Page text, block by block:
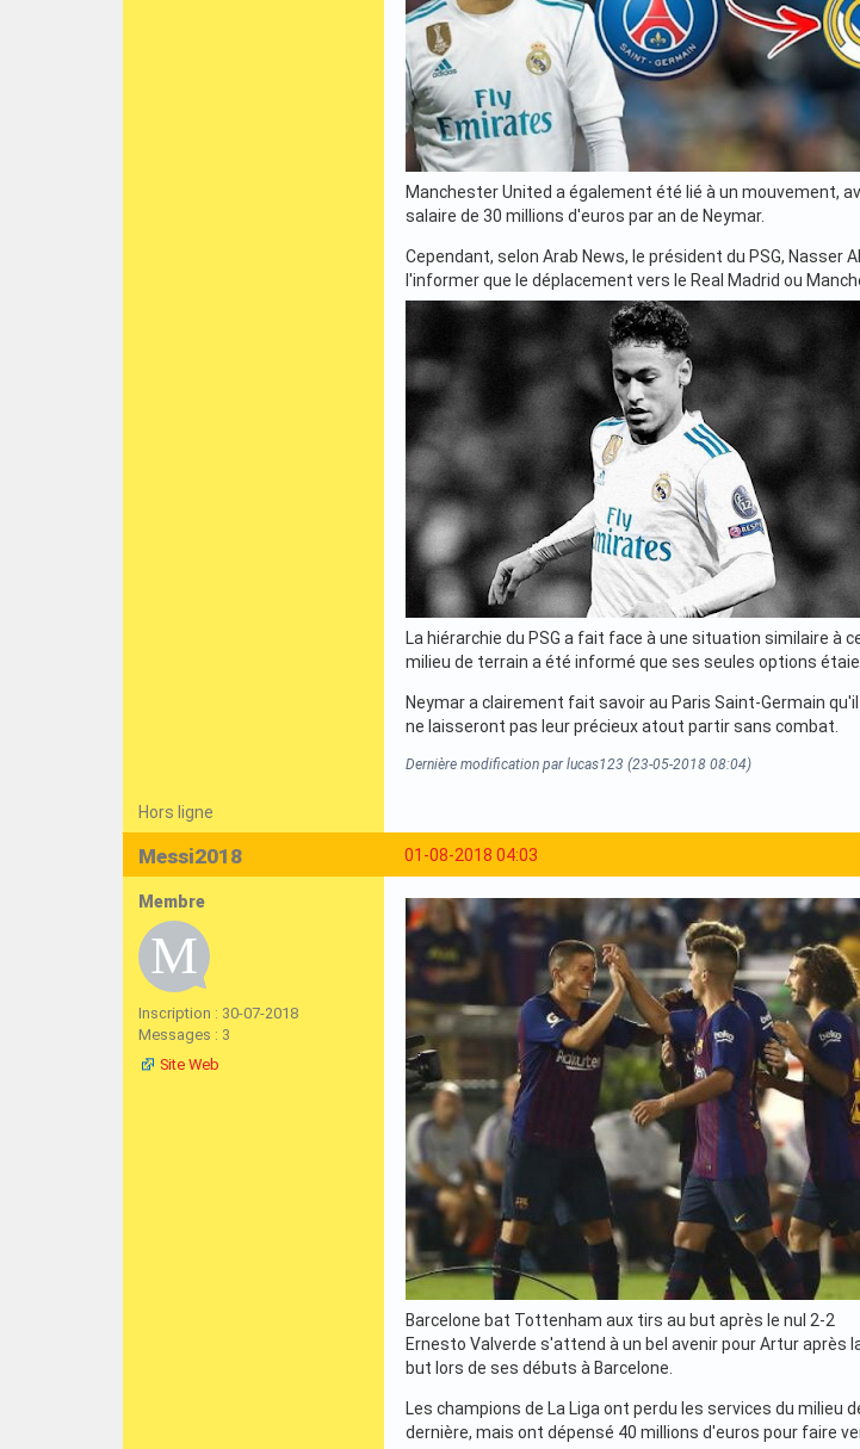
Manchester United a également été lié à un mouvement,
salaire de 30 millions d'euros par an de Neymar.
Cependant, selon Arab News, le président du PSG,
l'informer que le déplacement vers le Real Madrid ou
La hiérarchie du PSG a fait face à une situation similaire à
milieu de terrain a été informé que ses seules options
Neymar a clairement fait savoir au Paris Saint-Germain
ne laisseront pas leur précieux atout partir sans combat.
Dernière modification par lucas123 (23-05-2018 08:04)
Hors ligne
01-08-2018 04:03
Messi2018
Membre
Inscription : 30-07-2018
Messages : 3
Site Web
Barcelone bat Tottenham aux tirs au but après le nul 2-2
Ernesto Valverde s'attend à un bel avenir pour Artur
but lors de ses débuts à Barcelone.
Les champions de La Liga ont perdu les services du
dernière, mais ont dépensé 40 millions d'euros pour faire